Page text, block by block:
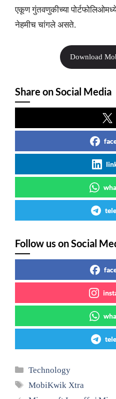
एकूण गुंतवणुकीच्या
नेहमीच चांगले असते.
Download
Share on Social Media
Follow us on Social
Categories
Technology
Tags
MobiKwik Xtra